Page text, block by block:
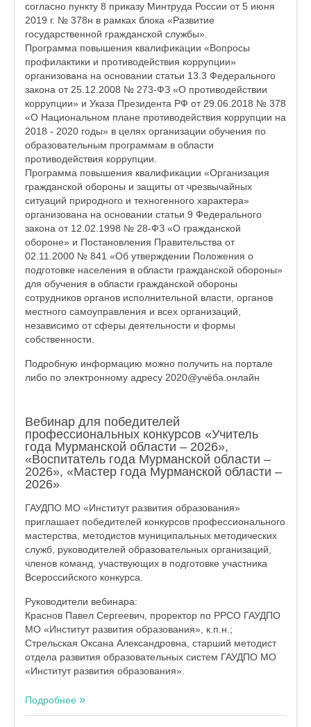
согласно пункту 8 приказу Минтруда России от 5 июня
2019 г. № 378н в рамках блока «Развитие
государственной гражданской службы».
Программа повышения квалификации «Вопросы
профилактики и противодействия коррупции»
организована на основании статьи 13.3 Федерального
закона от 25.12.2008 № 273-ФЗ «О противодействии
коррупции» и Указа Президента РФ от 29.06.2018 № 378
«О Национальном плане противодействия коррупции на
2018 - 2020 годы» в целях организации обучения по
образовательным программам в области
противодействия коррупции.
Программа повышения квалификации «Организация
гражданской обороны и защиты от чрезвычайных
ситуаций природного и техногенного характера»
организована на основании статьи 9 Федерального
закона от 12.02.1998 № 28-ФЗ «О гражданской
обороне» и Постановления Правительства от
02.11.2000 № 841 «Об утверждении Положения о
подготовке населения в области гражданской обороны»
для обучения в области гражданской обороны
сотрудников органов исполнительной власти, органов
местного самоуправления и всех организаций,
независимо от сферы деятельности и формы
собственности.
Подробную информацию можно получить на портале
либо по электронному адресу 2020@учёба.онлайн
Вебинар для победителей
профессиональных конкурсов «Учитель
года Мурманской области – 2026»,
«Воспитатель года Мурманской области –
2026», «Мастер года Мурманской области –
2026»
ГАУДПО МО «Институт развития образования»
приглашает победителей конкурсов профессионального
мастерства, методистов муниципальных методических
служб, руководителей образовательных организаций,
членов команд, участвующих в подготовке участника
Всероссийского конкурса.
Руководители вебинара:
Краснов Павел Сергеевич, проректор по РРСО ГАУДПО
МО «Институт развития образования», к.п.н.;
Стрельская Оксана Александровна, старший методист
отдела развития образовательных систем ГАУДПО МО
«Институт развития образования».
Подробнее